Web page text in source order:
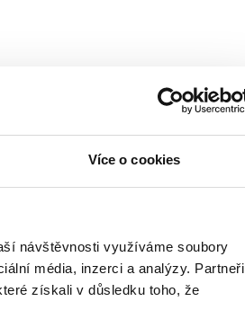
Více o cookies
návštěvnosti využíváme soubory
média, inzerci a analýzy. Partneři
získali v důsledku toho, že